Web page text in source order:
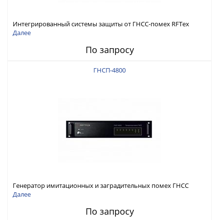
Интегрированный системы защиты от ГНСС-помех RFТех
ИСПП 8100
Далее
По запросу
ГНСП-4800
Генератор имитационных и заградительных помех ГНСС
RFТех ГНСП-4800
Далее
По запросу